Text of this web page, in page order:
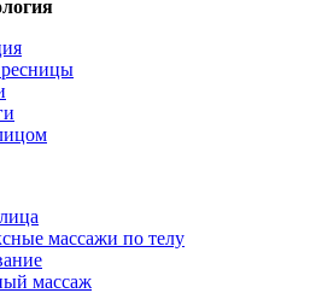
массажи по телу
массаж